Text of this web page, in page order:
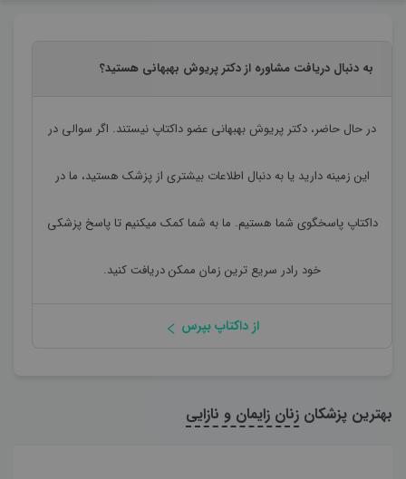
به دنبال دریافت مشاوره از دکتر پریوش بهبهانی هستید؟
در حال حاضر، دکتر پریوش بهبهانی عضو داکتاپ نیستند. اگر سوالی در
این زمینه دارید یا به دنبال اطلاعات بیشتری از پزشک هستید، ما در
داکتاپ پاسخگوی شما هستیم. ما به شما کمک میکنیم تا پاسخ پزشکی
خود رادر سریع ترین زمان ممکن دریافت کنید.
از داکتاپ بپرس
بهترین پزشکان زنان زایمان و نازایی